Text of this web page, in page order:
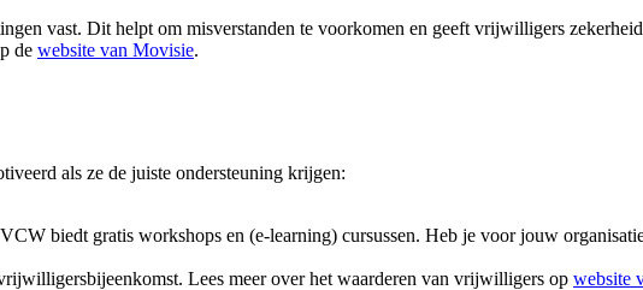
vast. Dit helpt om misverstanden te voorkomen en geeft vrijwilligers
de website van Movisie.
als ze de juiste ondersteuning krijgen:
biedt gratis workshops en (e-learning) cursussen. Heb je voor jouw
Lees meer over het waarderen van vrijwilligers op website